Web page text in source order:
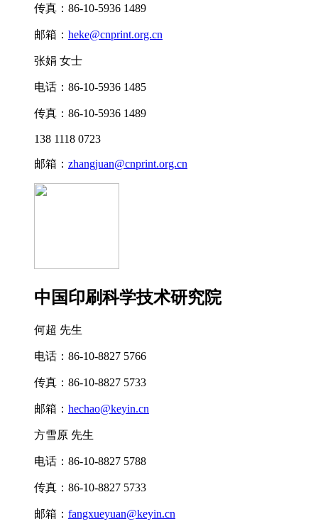
传真：86-10-5936 1489
邮箱： heke@cnprint.org.cn
张娟 女士
电话：86-10-5936 1485
传真：86-10-5936 1489
138 1118 0723
邮箱： zhangjuan@cnprint.org.cn
中国印刷科学技术研究院
何超 先生
电话：86-10-8827 5766
传真：86-10-8827 5733
邮箱： hechao@keyin.cn
方雪原 先生
电话：86-10-8827 5788
传真：86-10-8827 5733
邮箱： fangxueyuan@keyin.cn